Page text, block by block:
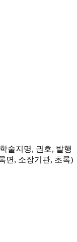
술지명, 권호, 발행
면, 소장기관, 초록)